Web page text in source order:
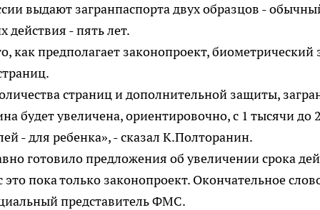
выдают загранпаспорта двух образцов -
действия - пять лет.
как предполагает законопроект, биометрический
страниц и дополнительной защиты,
будет увеличена, ориентировочно, с 1 тысячи до
- для ребенка», - сказал К.Полторанин.
готовило предложения об увеличении срока
это пока только законопроект. Окончательное
представитель ФМС.